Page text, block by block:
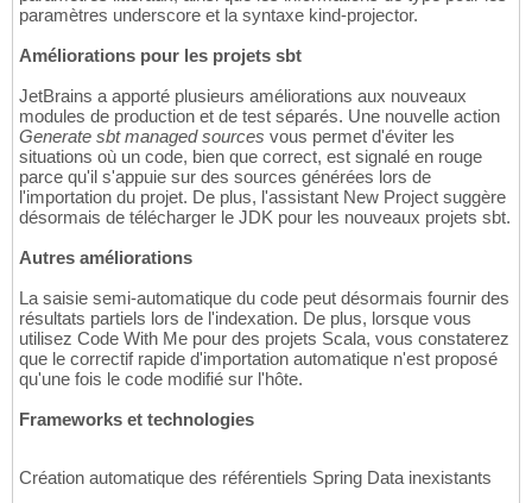
paramètres underscore et la syntaxe kind-projector.
Améliorations pour les projets sbt
JetBrains a apporté plusieurs améliorations aux nouveaux
modules de production et de test séparés. Une nouvelle action
Generate sbt managed sources vous permet d'éviter les
situations où un code, bien que correct, est signalé en rouge
parce qu'il s'appuie sur des sources générées lors de
l'importation du projet. De plus, l'assistant New Project suggère
désormais de télécharger le JDK pour les nouveaux projets sbt.
Autres améliorations
La saisie semi-automatique du code peut désormais fournir des
résultats partiels lors de l'indexation. De plus, lorsque vous
utilisez Code With Me pour des projets Scala, vous constaterez
que le correctif rapide d'importation automatique n'est proposé
qu'une fois le code modifié sur l'hôte.
Frameworks et technologies
Création automatique des référentiels Spring Data inexistants